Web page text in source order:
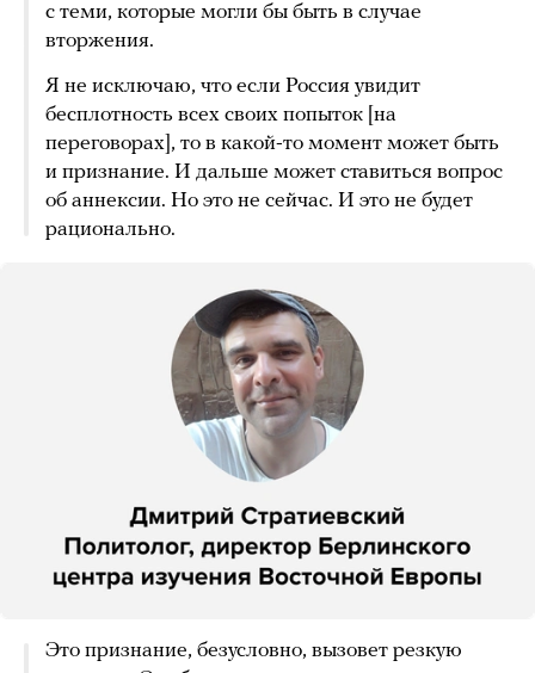
с теми, которые могли бы быть в случае
вторжения.
Я не исключаю, что если Россия увидит
бесплотность всех своих попыток [на
переговорах], то в какой-то момент может быть
и признание. И дальше может ставиться вопрос
об аннексии. Но это не сейчас. И это не будет
рационально.
Это признание, безусловно, вызовет резкую